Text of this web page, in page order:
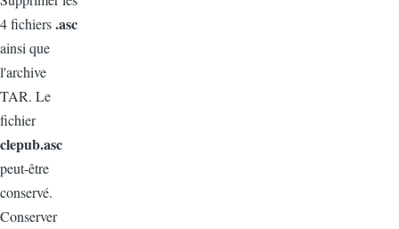
4 fichiers.asc
ainsi que
l'archive
TAR. Le
fichier
clepub.asc
peut-être
conservé.
Conserver